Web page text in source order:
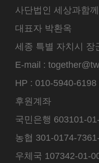
사단법인 세상과함께
대표자 박환옥
세종 특별 자치시 장
E-mail :
HP : 010-5940-
후원계좌
국민은행 603101-
농협 301-0174-
우체국 107342-01-